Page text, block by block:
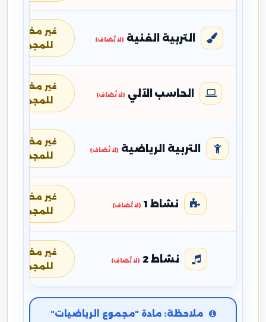
التربية الفنية (لا تُضاف)
غير مضافة
للمجموع
الحاسب الآلي (لا تُضاف)
غير مضافة
للمجموع
التربية الرياضية (لا تُضاف)
غير مضافة
للمجموع
نشاط 1 (لا تُضاف)
غير مضافة
للمجموع
نشاط 2 (لا تُضاف)
غير مضافة
للمجموع
ملاحظة: مادة "مجموع الرياضيات"